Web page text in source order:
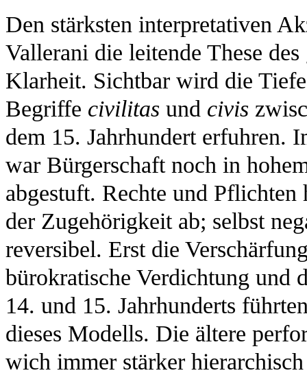
Den stärksten interpretativen
Vallerani die leitende These
Klarheit. Sichtbar wird die
Begriffe civilitas und civis
dem 15. Jahrhundert erfuhren.
war Bürgerschaft noch in
abgestuft. Rechte und
der Zugehörigkeit ab; selbst
reversibel. Erst die
bürokratische Verdichtung und
14. und 15. Jahrhunderts
dieses Modells. Die ältere
wich immer stärker